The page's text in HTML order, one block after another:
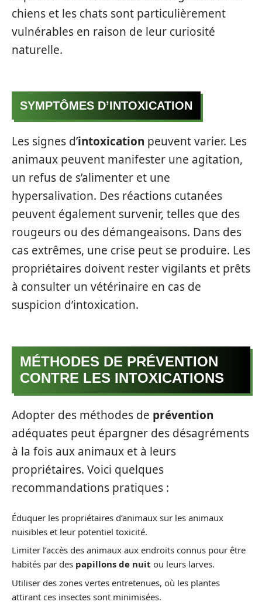
chiens et les chats sont particulièrement
vulnérables en raison de leur curiosité
naturelle.
SYMPTÔMES D’INTOXICATION
Les signes d’intoxication peuvent varier. Les
animaux peuvent manifester une agitation,
un refus de s’alimenter et une
hypersalivation. Des réactions cutanées
peuvent également survenir, telles que des
rougeurs ou des démangeaisons. Dans des
cas extrêmes, une crise peut se produire. Les
propriétaires doivent rester vigilants et prêts
à consulter un vétérinaire en cas de
suspicion d’intoxication.
MÉTHODES DE PRÉVENTION
CONTRE LES INTOXICATIONS
Adopter des méthodes de prévention
adéquates peut épargner des désagréments
à la fois aux animaux et à leurs
propriétaires. Voici quelques
recommandations pratiques :
Éduquer les propriétaires d’animaux sur les animaux
nuisibles et leur potentiel toxicité.
Limiter l’accès des animaux aux endroits connus pour être
habités par des papillons de nuit ou leurs larves.
Utiliser des zones vertes entretenues, où les plantes
attirant ces insectes sont minimisées.